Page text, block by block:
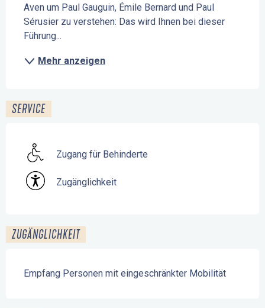
Aven um Paul Gauguin, Émile Bernard und Paul
Sérusier zu verstehen: Das wird Ihnen bei dieser
Führung...
Mehr anzeigen
SERVICE
Zugang für Behinderte
Zugänglichkeit
ZUGÄNGLICHKEIT
Empfang Personen mit eingeschränkter Mobilität